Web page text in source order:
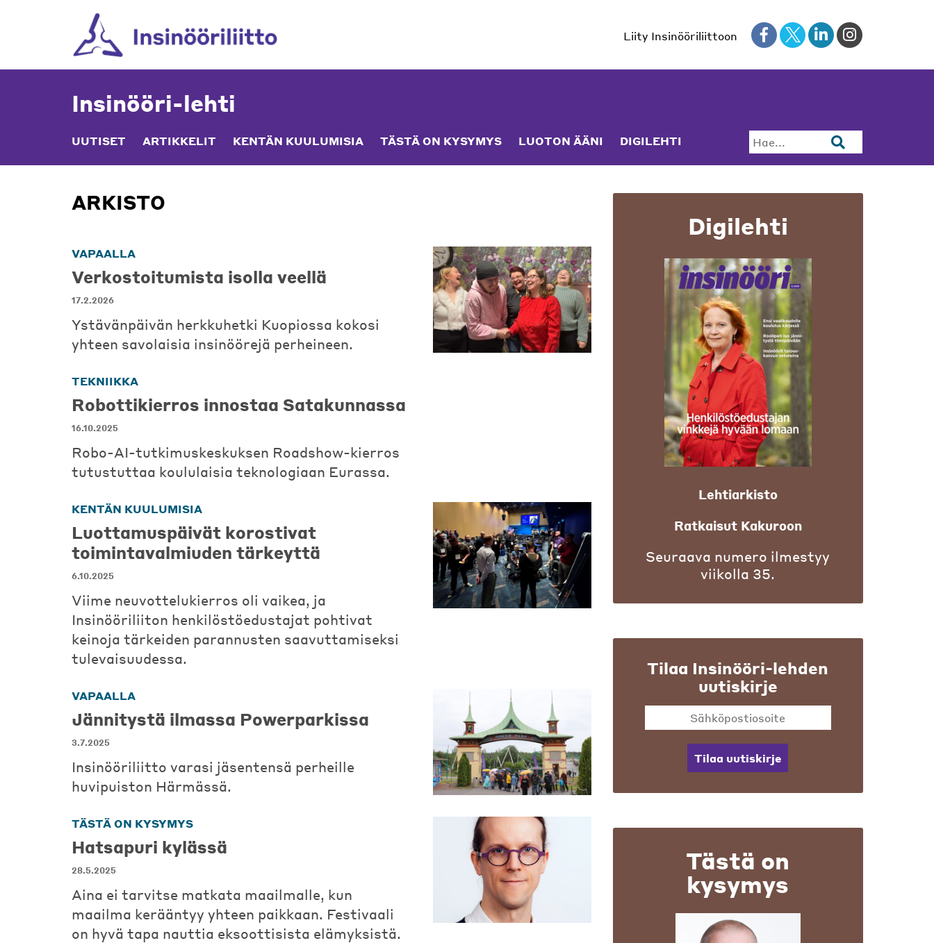
Liity Insinööriliittoon
Insinööri-lehti
UUTISET ARTIKKELIT KENTÄN KUULUMISIA TÄSTÄ ON KYSYMYS LUOTON ÄÄNI DIGILEHTI Hae...
ARKISTO
VAPAALLA
Verkostoitumista isolla veellä
17.2.2026
Ystävänpäivän herkkuhetki Kuopiossa kokosi
yhteen savolaisia insinöörejä perheineen.
TEKNIIKKA
Robottikierros innostaa Satakunnassa
16.10.2025
Robo-AI-tutkimuskeskuksen Roadshow-kierros
tutustuttaa koululaisia teknologiaan Eurassa.
KENTÄN KUULUMISIA
Luottamuspäivät korostivat
toimintavalmiuden tärkeyttä
6.10.2025
Viime neuvottelukierros oli vaikea, ja
Insinööriliiton henkilöstöedustajat pohtivat
keinoja tärkeiden parannusten saavuttamiseksi
tulevaisuudessa.
VAPAALLA
Jännitystä ilmassa Powerparkissa
3.7.2025
Insinööriliitto varasi jäsentensä perheille
huvipuiston Härmässä.
TÄSTÄ ON KYSYMYS
Hatsapuri kylässä
28.5.2025
Aina ei tarvitse matkata maailmalle, kun
maailma kerääntyy yhteen paikkaan. Festivaali
on hyvä tapa nauttia eksoottisista elämyksistä.
Digilehti
Lehtiarkisto
Ratkaisut Kakuroon
Seuraava numero ilmestyy
viikolla 35.
Tilaa Insinööri-lehden
uutiskirje
Tilaa uutiskirje
Tästä on
kysymys